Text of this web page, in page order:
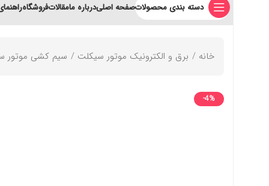
دسته بندی محصولاتصفحه اصلیدرباره مامقالاتفروشگاه
خانه برق و الکترونیک موتور سیکلت سیم کشی موتور
-4%